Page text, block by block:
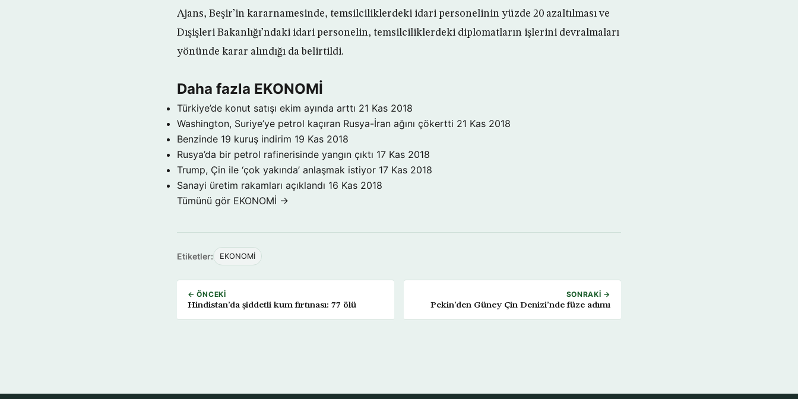
Ajans, Beşir’in kararnamesinde, temsilciliklerdeki idari personelinin yüzde 20 azaltılması ve
Dışişleri Bakanlığı’ndaki idari personelin, temsilciliklerdeki diplomatların işlerini devralmaları
yönünde karar alındığı da belirtildi.
Daha fazla EKONOMİ
Türkiye’de konut satışı ekim ayında arttı 21 Kas 2018
Washington, Suriye’ye petrol kaçıran Rusya-İran ağını çökertti 21 Kas 2018
Benzinde 19 kuruş indirim 19 Kas 2018
Rusya’da bir petrol rafinerisinde yangın çıktı 17 Kas 2018
Trump, Çin ile ‘çok yakında’ anlaşmak istiyor 17 Kas 2018
Sanayi üretim rakamları açıklandı 16 Kas 2018
Tümünü gör EKONOMİ →
Etiketler: EKONOMİ
← ÖNCEKI
Hindistan’da şiddetli kum fırtınası: 77 ölü
SONRAKI →
Pekin’den Güney Çin Denizi’nde füze adımı